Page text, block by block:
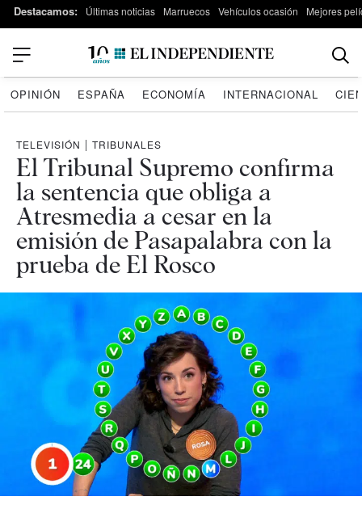
Destacamos: Últimas noticias Marruecos Vehículos ocasión Mejores
OPINIÓN ESPAÑA ECONOMÍA INTERNACIONAL
TELEVISIÓN | TRIBUNALES
El Tribunal Supremo confirma
la sentencia que obliga a
Atresmedia a cesar en la
emisión de Pasapalabra con la
prueba de El Rosco